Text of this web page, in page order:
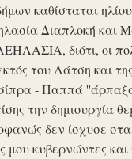
καθίσταται ηλίου
Διαπλοκή
διότι, οι
του Λάτση και της
- Παππά
την δημιουργία
δεν ίσχυσε
μου κυβερνώντες